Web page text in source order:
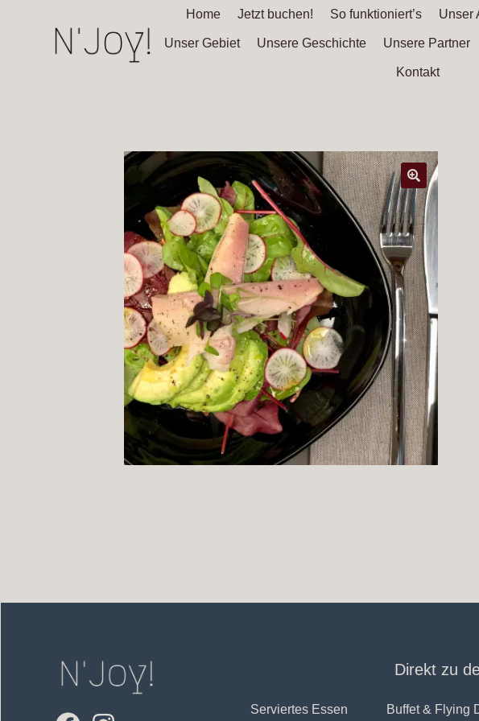
Home Jetzt buchen! So funktioniert’s Unser
Unser Gebiet Unsere Geschichte Unsere Partner
Kontakt
🔍
Direkt zu
Serviertes Essen Buffet & Flying